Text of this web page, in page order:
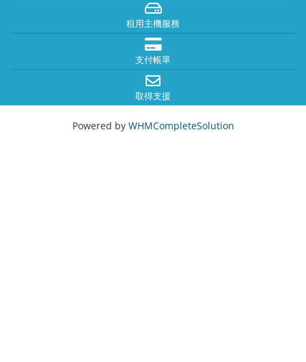
租用主機服務
支付帳單
取得支援
Powered by WHMCompleteSolution